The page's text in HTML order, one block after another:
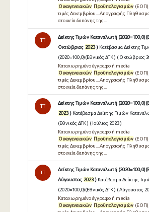
Οικογενειακών Προϋπολογισμών (ΕΟΠ),
τιμές Δεκεμβρίου....Απογραφής
στοιχεία δαπάνης της...
TT
Δείκτης Τιμών Καταναλωτή
Οκτώβριος 2023) Κατέβασμα Δείκτης
(2020=100,0)(Εθνικός ΔΤΚ ) ( Οκτώβριος
Καταχωρημένο έγγραφο ή media
Οικογενειακών Προϋπολογισμών (ΕΟΠ),
τιμές Δεκεμβρίου....Απογραφής
στοιχεία δαπάνης της...
TT
Δείκτης Τιμών Καταναλωτή
2023) Κατέβασμα Δείκτης Τιμών
(Εθνικός ΔΤΚ ) ( Ιούλιος 2023 )
Καταχωρημένο έγγραφο ή media
Οικογενειακών Προϋπολογισμών (ΕΟΠ),
τιμές Δεκεμβρίου....Απογραφής
στοιχεία δαπάνης της...
TT
Δείκτης Τιμών Καταναλωτή
Αύγουστος 2023) Κατέβασμα Δείκτης
(2020=100,0)(Εθνικός ΔΤΚ ) ( Αύγουστος
Καταχωρημένο έγγραφο ή media
Οικογενειακών Προϋπολογισμών (ΕΟΠ),